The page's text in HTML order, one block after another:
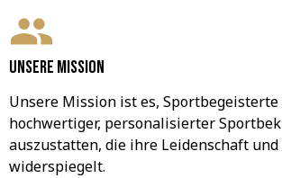
Unsere Mission
Unsere Mission ist es,
hochwertiger, personalisierter
auszustatten, die ihre Leidenschaft
widerspiegelt.